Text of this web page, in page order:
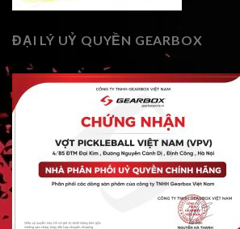
ĐẠI LÝ UỶ QUYỀN GEARBOX